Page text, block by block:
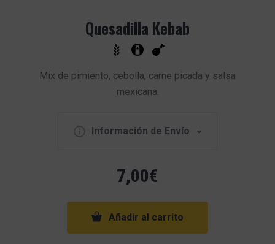
Quesadilla Kebab
Mix de pimiento, cebolla, carne picada y salsa
mexicana.
Información de Envío
7,00€
Añadir al carrito